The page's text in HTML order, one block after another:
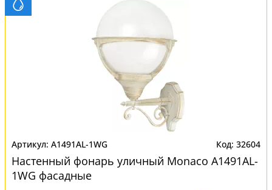
A1491AL-1WG 32604
Настенный фонарь уличный Monaco A1491AL-
1WG фасадные